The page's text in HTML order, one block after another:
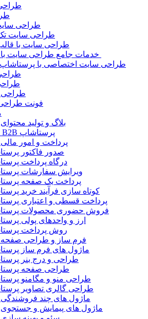
طراحی
طراحی سایت
طراحی سایت با قالب
طراحی سایت اختصاصی با پرستاشاپ
طراحی
فونت
بلاگ و تولید
ماژول های B2B پرستاشاپ
پرداخت و امور
صدور فاکتور
درگاه پرداخت
ویرایش سفارشات
پرداخت یک صفحه
کوتاه سازی فرآیند خرید
پرداخت قسطی و اعتباری
فروش حضوری محصولات
ارز و واحدهای پولی
روش پرداخت
فرم ساز و طراحی صفحه
ماژول های فرم ساز
طراحی و درج بنر
طراحی صفحه
طراحی منو و مگامنو
طراحی گالری تصاویر
ماژول های چند
ماژول های پیمایش و